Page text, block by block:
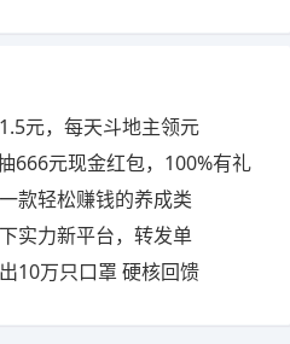
元，每天斗地主领元
666元现金红包，100%有礼
款轻松赚钱的养成类
实力新平台，转发单
10万只口罩 硬核回馈